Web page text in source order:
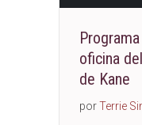
oficina
de Kane
porTerrie